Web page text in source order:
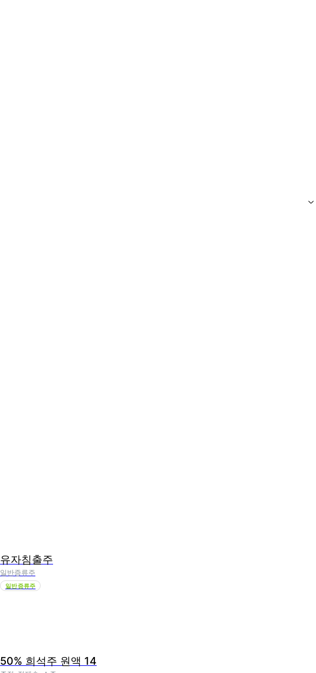
유자침출주
일반증류주
일반증류주
50% 희석주 원액 14